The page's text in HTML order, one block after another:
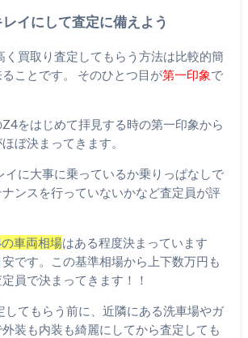
イにして査定に備えよう
く買取り査定してもらう方法は比較的簡
ことです。 そのひとつ目が第一印象で
をはじめて拝見する時の第一印象から
ぼ決まってきます。
イに大事に乗っているか乗りっぱなしで
ンスを行っていないかなど査定員が評
車両相場はある程度決まっています
です。この基準相場から上下数万円も
員で決まってきます！！
してもらう前に、近隣にある洗車場やガ
装も内装も綺麗にしてから査定しても